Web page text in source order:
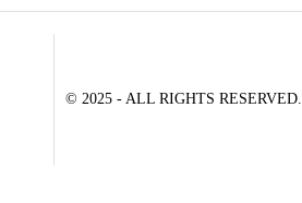
© 2025 - ALL RIGHTS RESERVED.